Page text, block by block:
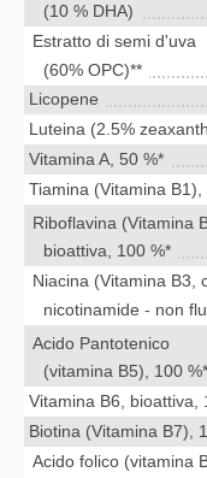
(10 % DHA)
Estratto di semi d'uva
(60% OPC)**
Licopene
Luteina (2.5%
Vitamina A, 50 %*
Tiamina (Vitamina B1),
Riboflavina (Vitamina
bioattiva, 100 %*
Niacina (Vitamina B3,
nicotinamide - non
Acido Pantotenico
(vitamina B5), 100 %*
Vitamina B6, bioattiva,
Biotina (Vitamina B7),
Acido folico (vitamina